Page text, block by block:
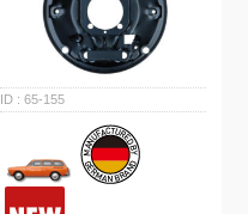
65-155